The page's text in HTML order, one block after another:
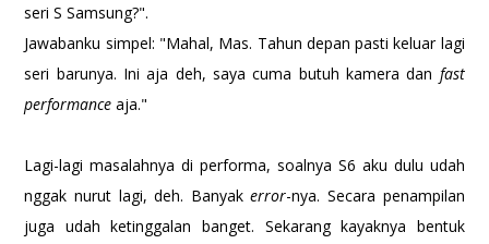
seri S Samsung?".
Jawabanku simpel: "Mahal, Mas. Tahun depan pasti keluar lagi
seri barunya. Ini aja deh, saya cuma butuh kamera dan fast
performance aja."
Lagi-lagi masalahnya di performa, soalnya S6 aku dulu udah
nggak nurut lagi, deh. Banyakerror-nya. Secara penampilan
juga udah ketinggalan banget. Sekarang kayaknya bentuk